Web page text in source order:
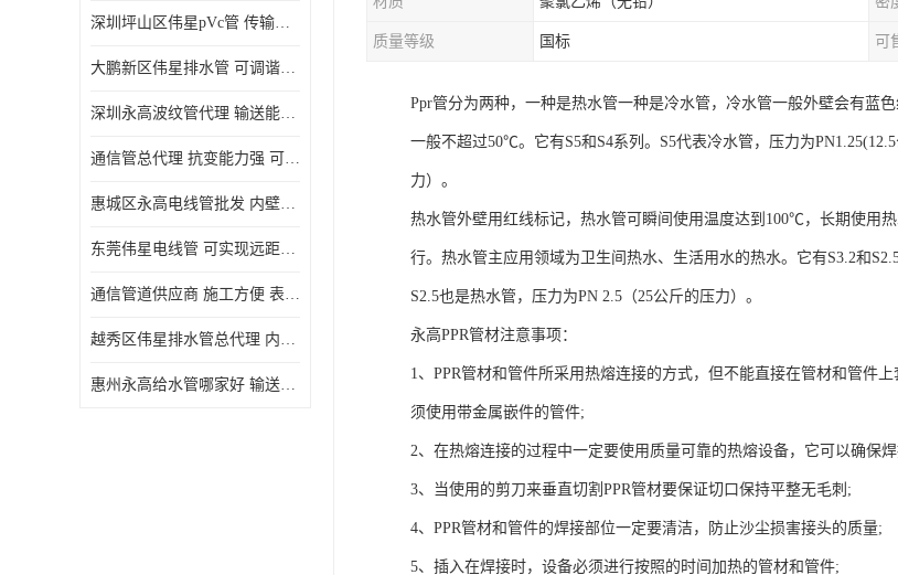
深圳坪山区伟星pVc管 传输损耗小 频率稳定性好
大鹏新区伟星排水管 可调谐性好 大功率 效率高
深圳永高波纹管代理 输送能力强 可以承受高温
通信管总代理 抗变能力强 可耐强震 扭曲
惠城区永高电线管批发 内壁光滑 抗震性能好
东莞伟星电线管 可实现远距离通信 频率稳定性好
通信管道供应商 施工方便 表面电阻系数大
越秀区伟星排水管总代理 内部表面光滑 大功率 效率高
惠州永高给水管哪家好 输送能力强 方便施工和运输
质量等级 国标 可
Ppr管分为两种，一种是热水管一种是冷水管，冷水管一般外壁会有蓝
一般不超过50℃。它有S5和S4系列。S5代表冷水管，压力为
力）。
热水管外壁用红线标记，热水管可瞬间使用温度达到100℃，长期使用
行。热水管主应用领域为卫生间热水、生活用水的热水。它有S3.2和
S2.5也是热水管，压力为PN 2.5（25公斤的压力）。
永高PPR管材注意事项：
1、PPR管材和管件所采用热熔连接的方式，但不能直接在管材和管件
须使用带金属嵌件的管件;
2、在热熔连接的过程中一定要使用质量可靠的热熔设备，它可以确保
3、当使用的剪刀来垂直切割PPR管材要保证切口保持平整无毛刺;
4、PPR管材和管件的焊接部位一定要清洁，防止沙尘损害接头的质量;
5、插入在焊接时，设备必须进行按照的时间加热的管材和管件;